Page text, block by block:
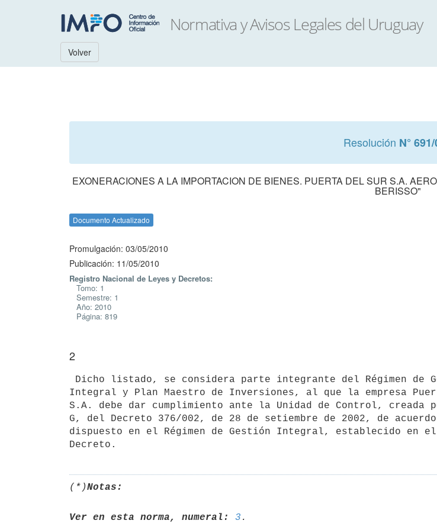
Volver
Resolución N°
EXONERACIONES A LA IMPORTACION DE BIENES. PUERTA DEL SUR S.A.
BERISSO"
Documento Actualizado
Promulgación: 03/05/2010
Publicación: 11/05/2010
Registro Nacional de Leyes y Decretos:
Tomo: 1
Semestre: 1
Año: 2010
Página: 819
2
Integral y Plan Maestro de Inversiones, al que la empresa
S.A. debe dar cumplimiento ante la Unidad de Control, creada
G, del Decreto 376/002, de 28 de setiembre de 2002, de
dispuesto en el Régimen de Gestión Integral, establecido en el
(*)Notas:
Ver en esta norma, numeral: 3